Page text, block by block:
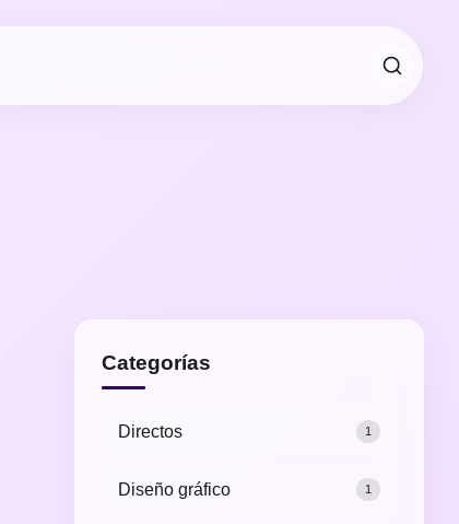
Categorías
Directos 1
Diseño gráfico 1